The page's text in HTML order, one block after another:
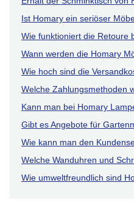
Ist Homary ein seriöser
Wie funktioniert die Retoure
Wann werden die Homary
Wie hoch sind die
Welche Zahlungsmethoden
Kann man bei Homary
Gibt es Angebote für
Wie kann man den
Welche Wanduhren und
Wie umweltfreundlich sind